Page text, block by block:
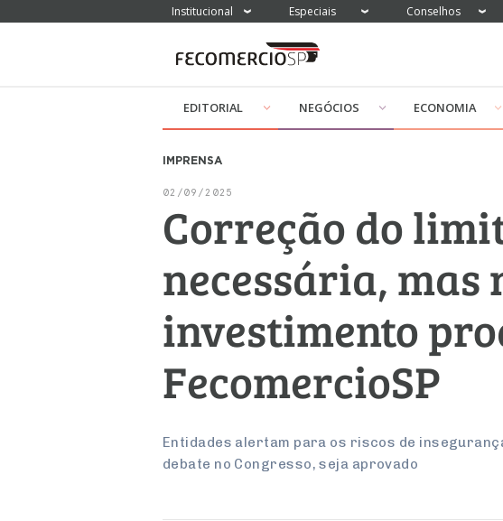
Institucional Especiais Conselhos
EDITORIAL NEGÓCIOS ECONOMIA
IMPRENSA
02/09/2025
Correção do
necessária, mas
investimento
FecomercioSP
Entidades alertam para os riscos de
debate no Congresso, seja aprovado